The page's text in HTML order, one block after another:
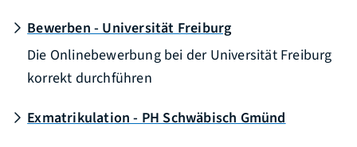
Bewerben - Universität Freiburg
Die Onlinebewerbung bei der Universität Freiburg
korrekt durchführen
Exmatrikulation - PH Schwäbisch Gmünd